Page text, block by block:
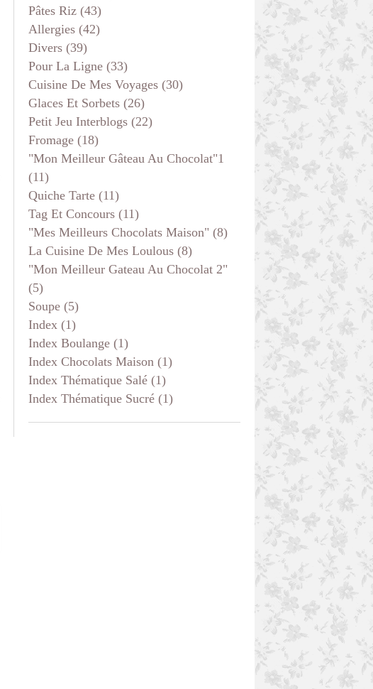
Pâtes Riz (43)
Allergies (42)
Divers (39)
Pour La Ligne (33)
Cuisine De Mes Voyages (30)
Glaces Et Sorbets (26)
Petit Jeu Interblogs (22)
Fromage (18)
"mon Meilleur Gâteau Au Chocolat"1
(11)
Quiche Tarte (11)
Tag Et Concours (11)
"mes Meilleurs Chocolats Maison" (8)
La Cuisine De Mes Loulous (8)
"mon Meilleur Gateau Au Chocolat 2"
(5)
Soupe (5)
Index (1)
Index Boulange (1)
Index Chocolats Maison (1)
Index Thématique Salé (1)
Index Thématique Sucré (1)